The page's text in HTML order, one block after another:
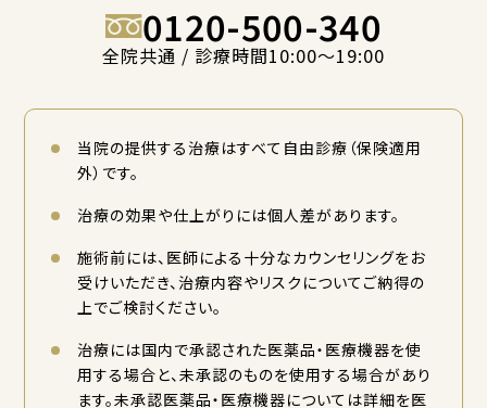
0120-500-340
全院共通 / 診療時間10:00〜19:00
当院の提供する治療はすべて自由診療（保険適用
外）です。
治療の効果や仕上がりには個人差があります。
施術前には、医師による十分なカウンセリングをお
受けいただき、治療内容やリスクについてご納得の
上でご検討ください。
治療には国内で承認された医薬品・医療機器を使
用する場合と、未承認のものを使用する場合があり
ます。未承認医薬品・医療機器については詳細を医